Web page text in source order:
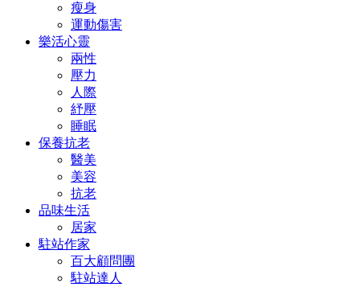
瘦身
運動傷害
樂活心靈
兩性
壓力
人際
紓壓
睡眠
保養抗老
醫美
美容
抗老
品味生活
居家
駐站作家
百大顧問團
駐站達人